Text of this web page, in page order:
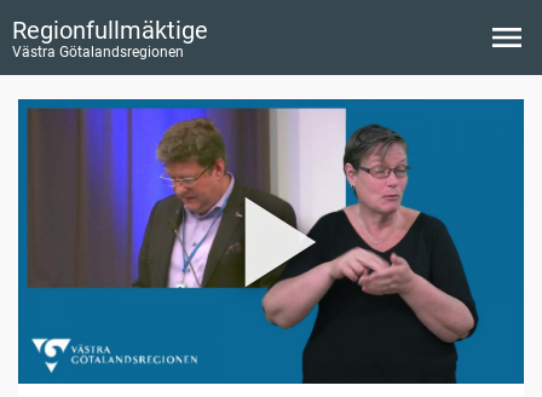
Regionfullmäktige
Västra Götalandsregionen